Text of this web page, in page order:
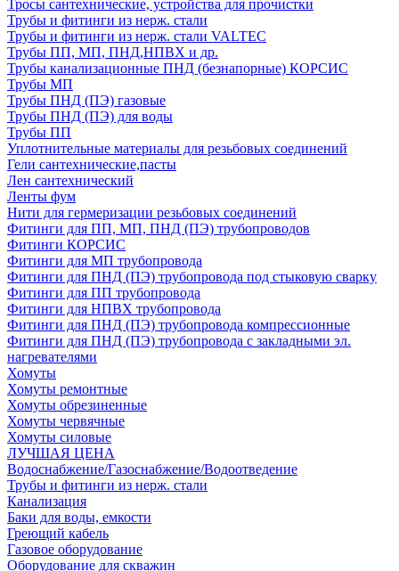
Тросы сантехнические, устройства для прочистки
Трубы и фитинги из нерж. стали
Трубы и фитинги из нерж. стали VALTEC
Трубы ПП, МП, ПНД,НПВХ и др.
Трубы канализационные ПНД (безнапорные) КОРСИС
Трубы МП
Трубы ПНД (ПЭ) газовые
Трубы ПНД (ПЭ) для воды
Трубы ПП
Уплотнительные материалы для резьбовых соединений
Гели сантехнические,пасты
Лен сантехнический
Ленты фум
Нити для гермеризации резьбовых соединений
Фитинги для ПП, МП, ПНД (ПЭ) трубопроводов
Фитинги КОРСИС
Фитинги для МП трубопровода
Фитинги для ПНД (ПЭ) трубопровода под стыковую сварку
Фитинги для ПП трубопровода
Фитинги для НПВХ трубопровода
Фитинги для ПНД (ПЭ) трубопровода компрессионные
Фитинги для ПНД (ПЭ) трубопровода с закладными эл.
нагревателями
Хомуты
Хомуты ремонтные
Хомуты обрезиненные
Хомуты червячные
Хомуты силовые
ЛУЧШАЯ ЦЕНА
Водоснабжение/Газоснабжение/Водоотведение
Трубы и фитинги из нерж. стали
Канализация
Баки для воды, емкости
Греющий кабель
Газовое оборудование
Оборудование для скважин